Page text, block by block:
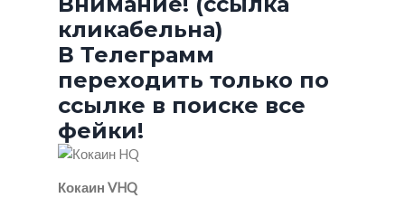
кликабельна)
В Телеграмм
переходить только по
ссылке в поиске все
фейки!
Кокаин VHQ